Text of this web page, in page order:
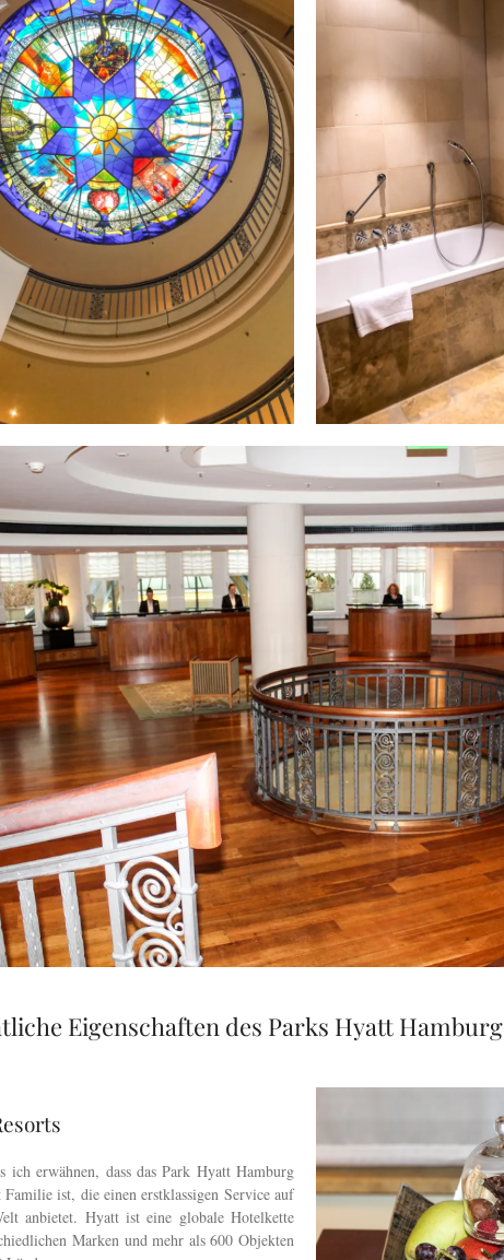
Eigenschaften des Parks Hyatt Hamburg
ich erwähnen, dass das Park Hyatt Hamburg
ist, die einen erstklassigen Service auf
anbietet. Hyatt ist eine globale Hotelkette
Marken und mehr als 600 Objekten